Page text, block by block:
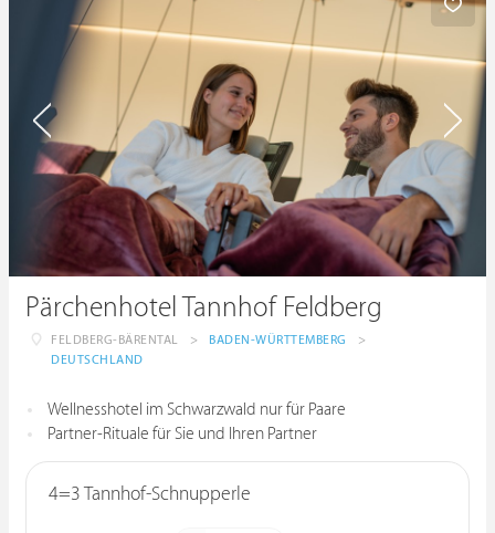
Pärchenhotel Tannhof Feldberg
FELDBERG-BÄRENTAL > BADEN-WÜRTTEMBERG
>
DEUTSCHLAND
Wellnesshotel im Schwarzwald nur für Paare
Partner-Rituale für Sie und Ihren Partner
4=3 Tannhof-Schnupperle